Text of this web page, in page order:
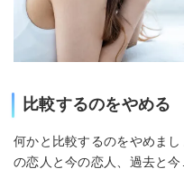
比較するのをやめる
何かと比較するのをやめま
の恋人と今の恋人、過去と